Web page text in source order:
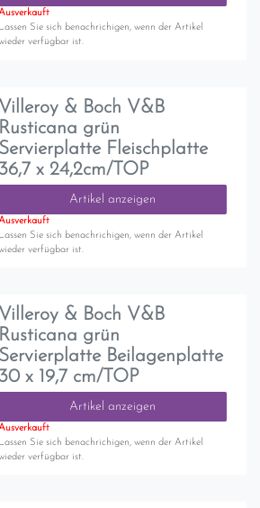
Lassen Sie sich benachrichigen, wenn der Artikel
verfügbar ist.
Villeroy & Boch V&B
Rusticana grün
Servierplatte Fleischplatte
36,7 x 24,2cm/TOP
Artikel anzeigen
Lassen Sie sich benachrichigen, wenn der Artikel
verfügbar ist.
Villeroy & Boch V&B
Rusticana grün
Servierplatte Beilagenplatte
30 x 19,7 cm/TOP
Artikel anzeigen
Lassen Sie sich benachrichigen, wenn der Artikel
verfügbar ist.